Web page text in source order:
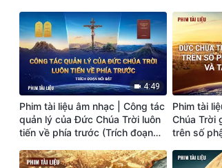
4:49
Phim tài liệu âm nhạc | Công tác
quản lý của Đức Chúa Trời luôn
tiến về phía trước (Trích đoạn
Phim tài
Chúa Trời
trên số
nổi bật)